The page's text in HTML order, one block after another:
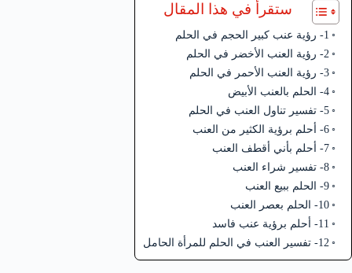
ستقرأ في هذا المقال
1- رؤية عنب كبير الحجم في الحلم
2- رؤية العنب الأخضر في الحلم
3- رؤية العنب الأحمر في الحلم
4- الحلم بالعنب الأبيض
5- تفسير تناول العنب في الحلم
6- أحلم برؤية الكثير من العنب
7- أحلم بأني أقطف العنب
8- تفسير شراء العنب
9- الحلم ببيع العنب
10- الحلم بعصر العنب
11- أحلم برؤية عنب فاسد
12- تفسير العنب في الحلم للمرأة الحامل